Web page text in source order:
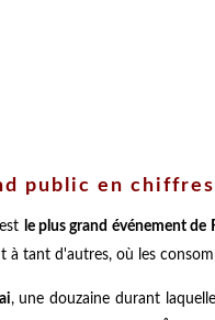
public en chiffres
le plus grand événement de
à tant d'autres, où les
, une douzaine durant